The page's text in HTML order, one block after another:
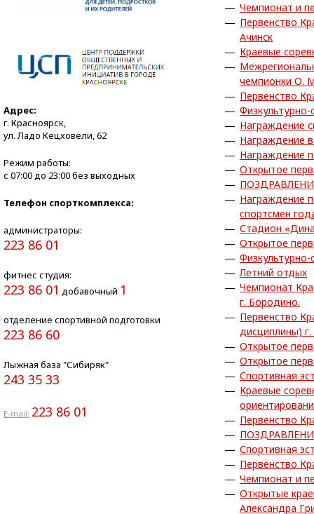
Адрес:
г. Красноярск,
ул. Ладо Кецховели, 62
Режим работы:
с 07:00 до 23:00 без выходных
Телефон спорткомплекса:
администраторы:
223 86 01
фитнес студия:
223 86 01 добавочный 1
отделение спортивной подготовки
223 86 60
Лыжная база "Сибиряк"
243 35 33
E-mail: 223 86 01
Чемпионат и
Первенство
Ачинск
Краевые
чемпионки О.
Первенство
Награждение
Награждение
Награждение
Открытое
Награждение
спортсмен
Стадион
Открытое
Летний отдых
Чемпионат
г. Бородино.
Первенство
дисциплины)
Открытое
Открытое
Спортивная
Краевые
Первенство
Спортивная
Первенство
Чемпионат и
Открытые
Александра